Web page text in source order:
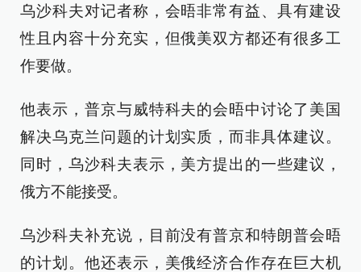
乌沙科夫对记者称，会晤非常有益、具有建设
性且内容十分充实，但俄美双方都还有很多工
作要做。
他表示，普京与威特科夫的会晤中讨论了美国
解决乌克兰问题的计划实质，而非具体建议。
同时，乌沙科夫表示，美方提出的一些建议，
俄方不能接受。
乌沙科夫补充说，目前没有普京和特朗普会晤
的计划。他还表示，美俄经济合作存在巨大机